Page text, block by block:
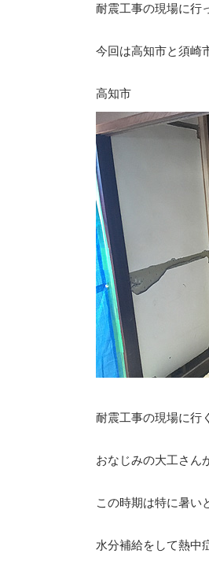
耐震工事の現場に行
今回は高知市と須崎
高知市
耐震工事の現場に行
おなじみの大工さん
この時期は特に暑い
水分補給をして熱中